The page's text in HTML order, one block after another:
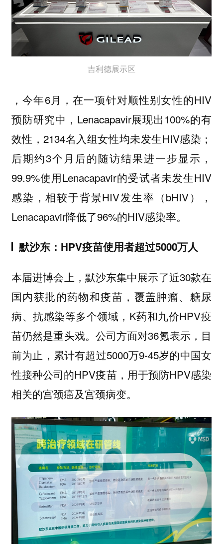
吉利德展示区
，今年6月，在一项针对顺性别女性的HIV
预防研究中，Lenacapavir展现出100%的有
效性，2134名入组女性均未发生HIV感染；
后期约3个月后的随访结果进一步显示，
99.9%使用Lenacapavir的受试者未发生HIV
感染，相较于背景HIV发生率（bHIV），
Lenacapavir降低了96%的HIV感染率。
默沙东：HPV疫苗使用者超过5000万人
本届进博会上，默沙东集中展示了近30款在
国内获批的药物和疫苗，覆盖肿瘤、糖尿
病、抗感染等多个领域，K药和九价HPV疫
苗仍然是重头戏。公司方面对36氪表示，目
前为止，累计有超过5000万9-45岁的中国女
性接种公司的HPV疫苗，用于预防HPV感染
相关的宫颈癌及宫颈病变。